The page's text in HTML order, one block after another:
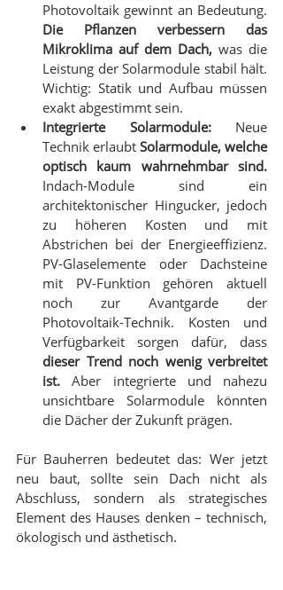
Die Pflanzen verbessern das
Mikroklima auf dem Dach, was die
Leistung der Solarmodule stabil hält.
Wichtig: Statik und Aufbau müssen
exakt abgestimmt sein.
Integrierte Solarmodule: Neue
Technik erlaubt Solarmodule, welche
Indach-Module sind ein
architektonischer Hingucker, jedoch
zu höheren Kosten und mit
Abstrichen bei der Energieeffizienz.
PV-Glaselemente oder Dachsteine
mit PV-Funktion gehören aktuell
noch zur Avantgarde der
Photovoltaik-Technik. Kosten und
dieser Trend noch wenig verbreitet
ist. Aber integrierte und nahezu
unsichtbare Solarmodule könnten
die Dächer der Zukunft prägen.
Für Bauherren bedeutet das: Wer jetzt
neu baut, sollte sein Dach nicht als
Abschluss, sondern als strategisches
Element des Hauses denken – technisch,
ökologisch und ästhetisch.